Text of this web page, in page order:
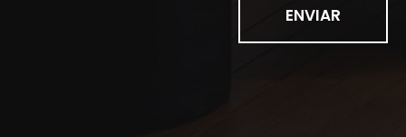
ENVIAR